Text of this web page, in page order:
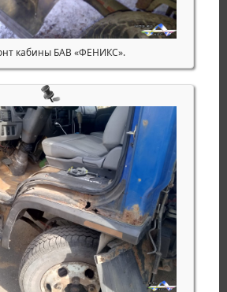
кабины БАВ «ФЕНИКС».